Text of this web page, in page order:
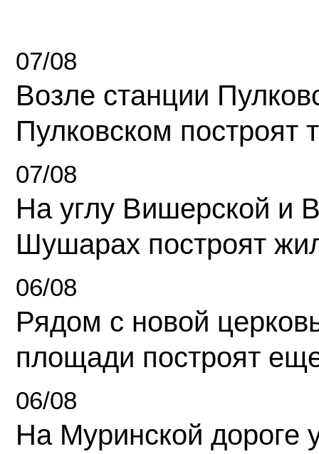
07/08
Возле станции
Пулковском построят
07/08
На углу Вишерской и
Шушарах построят
06/08
Рядом с новой
площади построят
06/08
На Муринской дороге